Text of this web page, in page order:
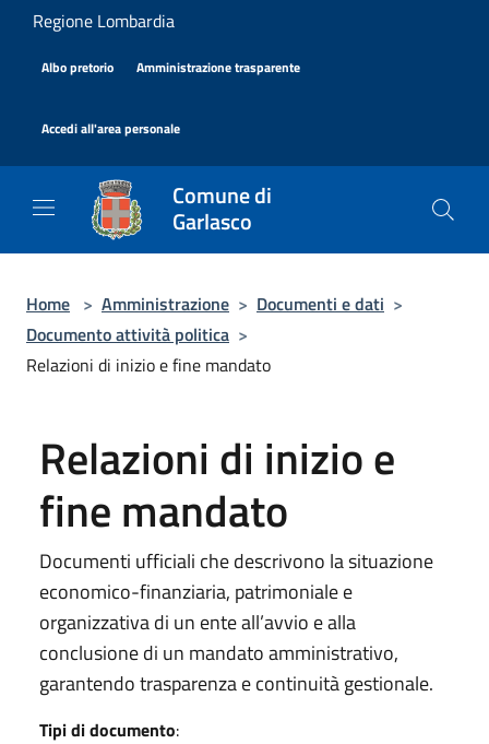
Salta al contenuto principale
Regione Lombardia
Albo pretorio Amministrazione trasparente
Accedi all'area personale
Comune di
Garlasco
Home > Amministrazione > Documenti e dati >
Documento attività politica >
Relazioni di inizio e fine mandato
Relazioni di inizio e
fine mandato
Documenti ufficiali che descrivono la situazione
economico-finanziaria, patrimoniale e
organizzativa di un ente all’avvio e alla
conclusione di un mandato amministrativo,
garantendo trasparenza e continuità gestionale.
Tipi di documento: